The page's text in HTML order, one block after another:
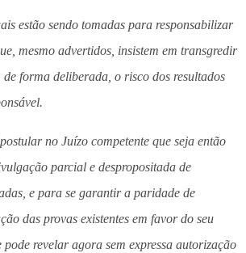
estão sendo tomadas para responsabilizar
mesmo advertidos, insistem em transgredir
de forma deliberada, o risco dos resultados
no Juízo competente que seja então
parcial e despropositada de
e para se garantir a paridade de
das provas existentes em favor do seu
pode revelar agora sem expressa autorização